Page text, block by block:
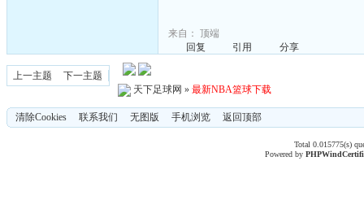
来自： 顶端
回复
引用 分享
上一主题
下一主题
天下足球网 » 最新NBA篮球下载
清除Cookies 联系我们 无图版 手机浏览 返回顶部
Total 0.015775(s)
Powered byPHPWind